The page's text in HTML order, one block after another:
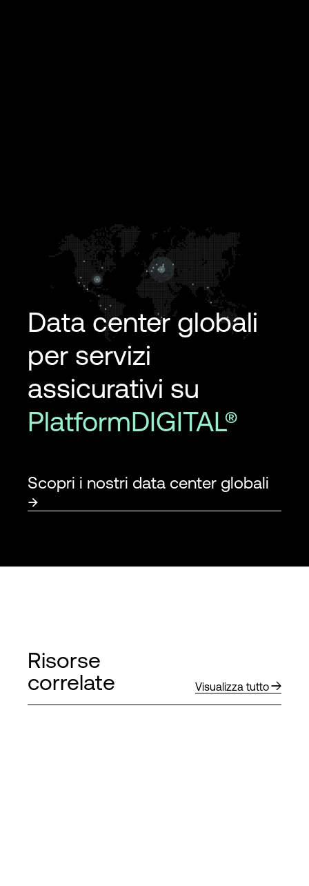
Data center globali
per servizi
assicurativi su
PlatformDIGITAL®
Scopri i nostri data center globali
Risorse
correlate
Visualizza tutto